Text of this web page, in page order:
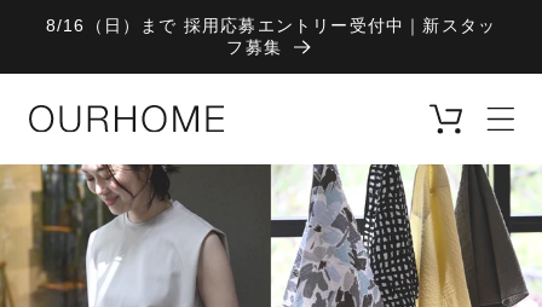
ンツに
8/16（日）まで 採用応募エントリー受付中｜新スタッ
フ募集
カ
ー